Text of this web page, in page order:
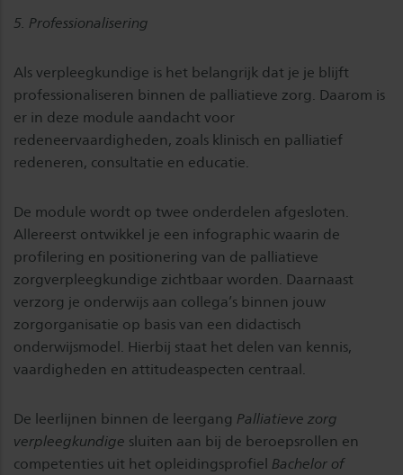
5. Professionalisering
Als verpleegkundige is het belangrijk dat je je blijft
professionaliseren binnen de palliatieve zorg. Daarom is
er in deze module aandacht voor
redeneervaardigheden, zoals klinisch en palliatief
redeneren, consultatie en educatie.
De module wordt op twee onderdelen afgesloten.
Allereerst ontwikkel je een infographic waarin de
profilering en positionering van de palliatieve
zorgverpleegkundige zichtbaar worden. Daarnaast
verzorg je onderwijs aan collega’s binnen jouw
zorgorganisatie op basis van een didactisch
onderwijsmodel. Hierbij staat het delen van kennis,
vaardigheden en attitudeaspecten centraal.
De leerlijnen binnen de leergang Palliatieve zorg
verpleegkundige sluiten aan bij de beroepsrollen en
competenties uit het opleidingsprofiel Bachelor of